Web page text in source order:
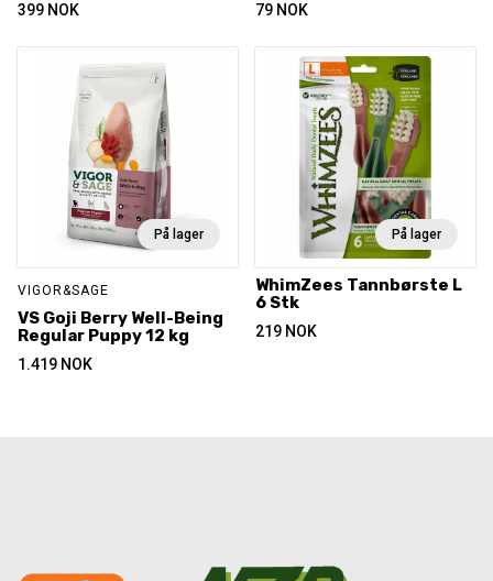
399 NOK 79 NOK
På lager
VIGOR&SAGE
VS Goji Berry Well-Being
Regular Puppy 12 kg
1.419 NOK
På lager
WhimZees Tannbørste L
6 Stk
219 NOK